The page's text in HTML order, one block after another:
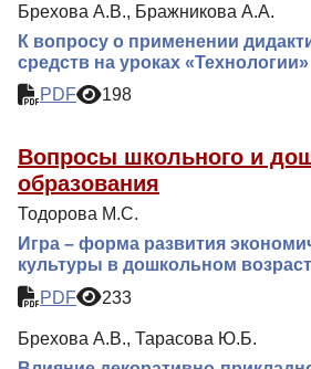
Брехова А.В., Бражникова А.А.
К вопросу о применении
средств на уроках «Технологии»
PDF
198
Вопросы школьного и
образования
Тодорова М.С.
Игра – форма развития
культуры в дошкольном
PDF
233
Брехова А.В., Тарасова Ю.Б.